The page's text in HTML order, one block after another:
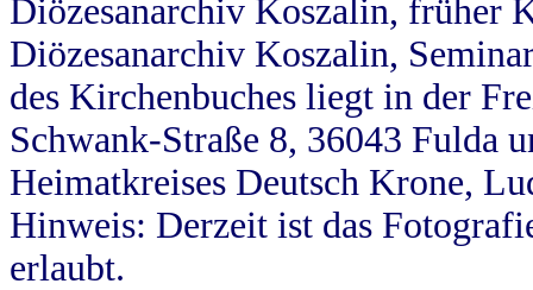
Diözesanarchiv Koszalin, früher
Diözesanarchiv Koszalin,
des Kirchenbuches liegt in der
Schwank-Straße 8, 36043 Fulda
Heimatkreises Deutsch Krone,
Hinweis: Derzeit ist das
erlaubt.